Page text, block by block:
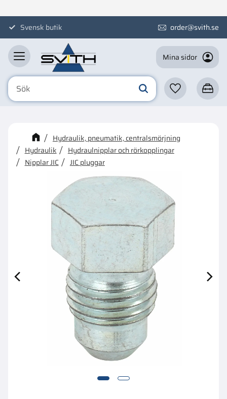
MenySvensk butik order@svith.se
Mina sidor
Favoriter
Kanske någon av dessa
produkter kan intressera dig?
Adapter Bsp 3/8-M10X1.5 Utv
Hydraulik, pneumatik, centralsmörjning
Hydraulik
Hydraulnipplar och rörkopplingar
Nipplar JIC
JIC pluggar